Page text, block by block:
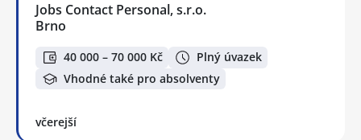
Jobs Contact Personal, s.r.o.
Brno
40 000 – 70 000 Kč
Plný úvazek
Vhodné také pro absolventy
včerejší